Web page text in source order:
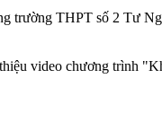
trường THPT số 2 Tư
video chương trình